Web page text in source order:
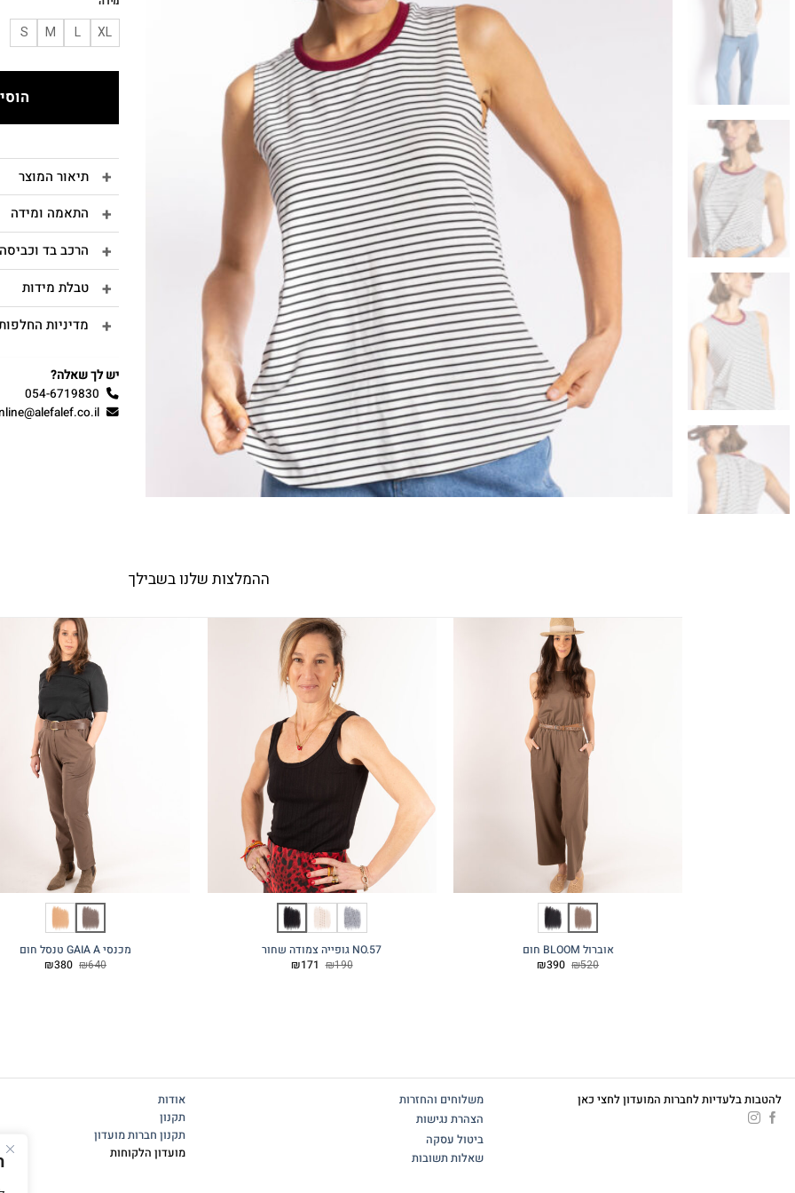
XL
L
M
S
תיאור המוצר
התאמה ומידה
הרכב בד
טבלת מידות
מדיניות
יש לך שאלה?
054-6719830
ההמלצות שלנו בשבילך
אוברול BLOOM חום
₪520 המחיר
₪390 המחיר
NO.57 גופייה צמודה שחור
₪190 המחיר
₪171 המחיר
מכנסי GAIA A טנסל חום
₪640 המחיר
המקורי
₪380 המחיר
להטבות בלעדיות לחברות המועדון לחצי כאן
משלוחים והחזרות
הצהרת נגישות
ביטול עסקה
שאלות תשובות
אודות
תקנון
תקנון חברות מועדון
מועדון הלקוחות